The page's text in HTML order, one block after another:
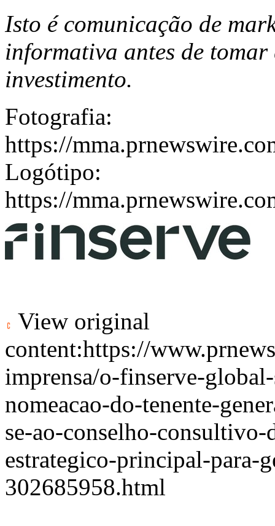
Isto é comunicação de
informativa antes de
investimento.
Fotografia:
https://
Logótipo:
https://
View original
content:https://
imprensa/o-finserve-
nomeacao-do-tenente-
se-ao-conselho-
estrategico-principal-para-
302685958.html